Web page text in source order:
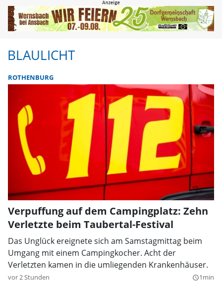
BLAULICHT
ROTHENBURG
Verpuffung auf dem Campingplatz: Zehn
Verletzte beim Taubertal-Festival
Das Unglück ereignete sich am Samstagmittag beim
Umgang mit einem Campingkocher. Acht der
Verletzten kamen in die umliegenden Krankenhäuser.
vor 2 Stunden query_builder1min